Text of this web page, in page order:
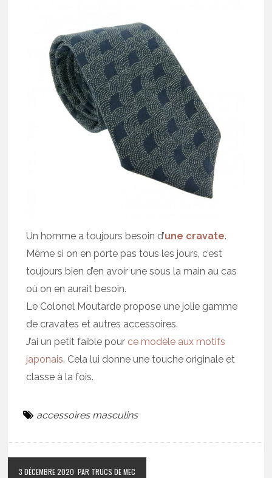
Un homme a toujours besoin d’une cravate.
Même si on en porte pas tous les jours, c’est
toujours bien d’en avoir une sous la main au cas
où on en aurait besoin.
Le Colonel Moutarde propose une jolie gamme
de cravates et autres accessoires.
J’ai un petit faible pour ce modèle aux motifs
japonais. Cela lui donne une touche originale et
classe à la fois.
accessoires masculins
3 DÉCEMBRE 2020 PAR TRUCS DE MEC